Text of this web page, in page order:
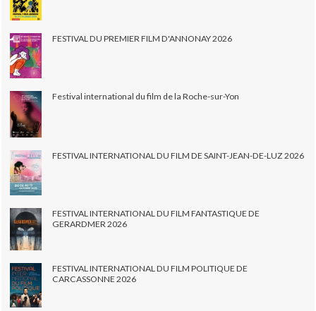
FESTIVAL DU PREMIER FILM D'ANNONAY 2026
Festival international du film de la Roche-sur-Yon
FESTIVAL INTERNATIONAL DU FILM DE SAINT-JEAN-DE-LUZ 2026
FESTIVAL INTERNATIONAL DU FILM FANTASTIQUE DE
GERARDMER 2026
FESTIVAL INTERNATIONAL DU FILM POLITIQUE DE
CARCASSONNE 2026